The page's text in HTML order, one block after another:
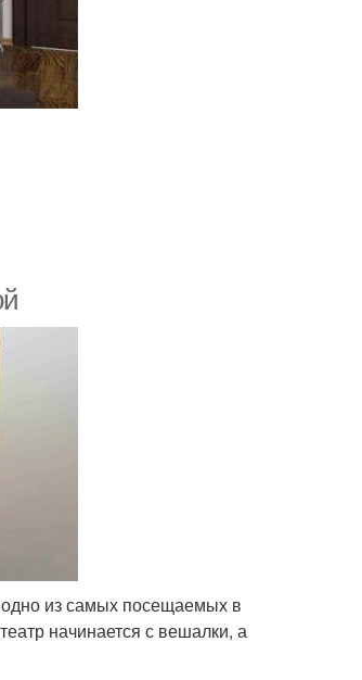
из самых посещаемых в
начинается с вешалки, а